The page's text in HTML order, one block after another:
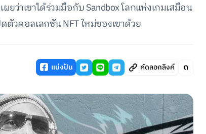
ยว่าเขาได้ร่วมมือกับ Sandbox โลกแห่งเกมเสมือน
ตัวคอลเลกชัน NFT ใหม่ของเขาด้วย
แบ่งปัน คัดลอกลิงค์